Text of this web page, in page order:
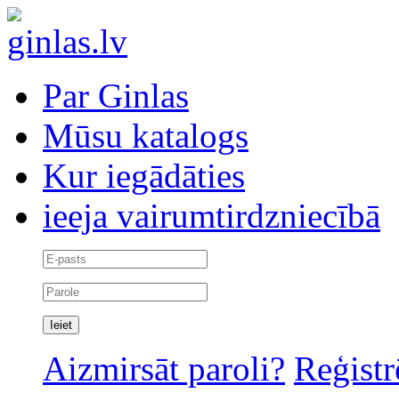
Par Ginlas
Mūsu katalogs
Kur iegādāties
ieeja vairumtirdzniecībā
Aizmirsāt paroli?